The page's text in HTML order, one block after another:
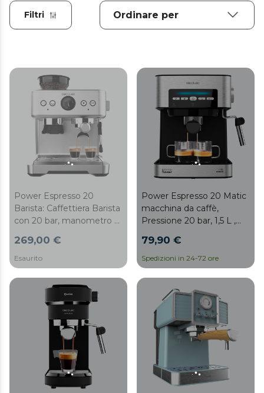
Filtri
Power Espresso 20
Barista: Caffettiera Barista
con 20 bar, manometro e
269,00 €
Esaurito
Power Espresso 20 Matic
macchina da caffè,
Pressione 20 bar, 1,5 L ,
erogatore, Montalatte,
superficie scaldatazze,
comandi digitali, finiture in
nero/argento
79,90 €
Spedizioni in 24-72 ore